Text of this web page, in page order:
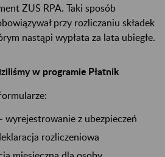
ZUS RPA. Taki sposób
przy rozliczaniu składek
nastąpi wypłata za lata ubiegłe.
w programie Płatnik
wyrejestrowanie z ubezpieczeń
rozliczeniowa
miesięczna dla osoby